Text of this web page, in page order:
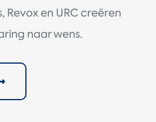
Revox en URC creëren
naar wens.